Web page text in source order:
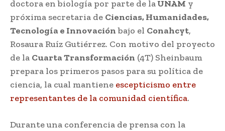
doctora en biología por parte de laUNAM y
próxima secretaria de Ciencias, Humanidades,
Tecnología e Innovaciónbajo el Conahcyt,
Rosaura Ruíz Gutiérrez. Con motivo del proyecto
de la Cuarta Transformación (4T) Sheinbaum
prepara los primeros pasos para su política de
ciencia, la cual mantiene escepticismo entre
representantes de la comunidad científica.
Durante una conferencia de prensa con la